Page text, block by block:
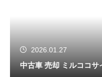
2026.01.27
中古車 売却 ミルココサ